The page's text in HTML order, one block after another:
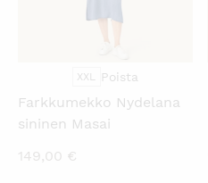
XXL Poista
Farkkumekko Nydelana
sininen Masai
149,00 €